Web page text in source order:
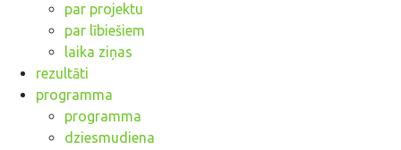
par projektu
par lībiešiem
laika ziņas
rezultāti
programma
programma
dziesmudiena